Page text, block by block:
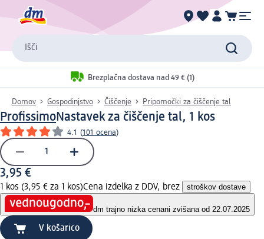
Išči
Brezplačna dostava nad 49 € (1)
Domov Gospodinjstvo Čiščenje Pripomočki za čiščenje tal
ProfissimoNastavek za čiščenje tal, 1 kos
4.1 (101 ocena)
3,95 €
1 kos (3,95 € za 1 kos)Cena izdelka z DDV, brez stroškov dostave
dm trajno nizka cenani zvišana od 22.07.2025
V košarico